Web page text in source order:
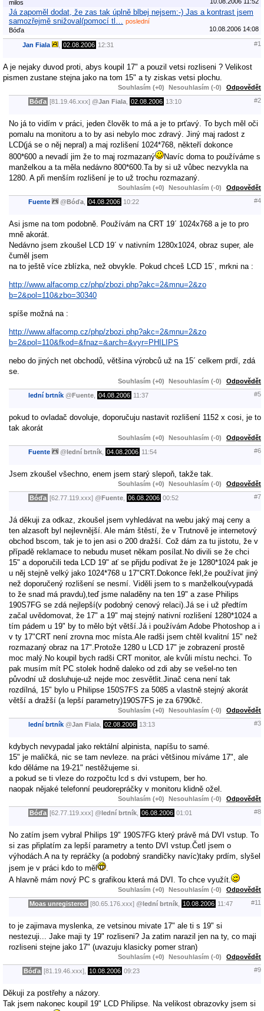
milos
Já zapoměl dodat, že zas tak úplně blbej nejsem:-) Jas a kontrast jsem
samozřejmě snižoval(pomocí tl…
poslední
Bóďa
10.08.2006 14:08
Jan Fiala 02.08.2006 12:31 #1
A je nejaky duvod proti, abys koupil 17" a pouzil vetsi rozliseni ? Velikost
pismen zustane stejna jako na tom 15" a ty ziskas vetsi plochu.
Souhlasím (+0) Nesouhlasím (-0) Odpovědět
Bóďa [81.19.46.xxx] @Jan Fiala 02.08.2006 13:10 #2
No já to vidím v práci, jeden člověk to má a je to prťavý. To bych měl oči
pomalu na monitoru a to by asi nebylo moc zdravý. Jiný maj radost z
LCD(já se o něj nepral) a maj rozlišení 1024*768, někteří dokonce
800*600 a nevadí jim že to maj rozmazaný
Navíc doma to používáme s
manželkou a ta měla nedávno 800*600.Ta by si už vůbec nezvykla na
1280. A při menším rozlišení je to už trochu rozmazaný.
Souhlasím (+0) Nesouhlasím (-0) Odpovědět
Fuente @Bóďa 04.08.2006 10:22 #4
Asi jsme na tom podobně. Používám na CRT 19´ 1024x768 a je to pro
mně akorát.
Nedávno jsem zkoušel LCD 19´ v nativním 1280x1024, obraz super, ale
čuměl jsem
na to ještě více zblízka, než obvykle. Pokud chceš LCD 15´, mrkni na :
http://www.alfacomp.cz/php/zbozi.php?akc=2&mnu=2&zo
b=2&pol=110&zbo=30340
spíše možná na :
http://www.alfacomp.cz/php/zbozi.php?akc=2&mnu=2&zo
b=2&pol=110&fkod=&fnaz=&arch=&vyr=PHILIPS
nebo do jiných net obchodů, většina výrobců už na 15´ celkem prdí, zdá
se.
Souhlasím (+0) Nesouhlasím (-0) Odpovědět
lední brtník @Fuente 04.08.2006 11:37 #5
pokud to ovladač dovoluje, doporučuju nastavit rozlišení 1152 x cosi, je to
tak akorát
Souhlasím (+0) Nesouhlasím (-0) Odpovědět
Fuente @lední brtník 04.08.2006 11:54 #6
Jsem zkoušel všechno, enem jsem starý slepoň, takže tak.
Souhlasím (+0) Nesouhlasím (-0) Odpovědět
Bóďa [62.77.119.xxx] @Fuente 06.08.2006 00:52 #7
Já děkuji za odkaz, zkoušel jsem vyhledávat na webu jaký maj ceny a
ten alzasoft byl nejlevnější. Ale mám štěstí, že v Trutnově je internetový
obchod bscom, tak je to jen asi o 200 dražší. Což dám za tu jistotu, že v
případě reklamace to nebudu muset někam posílat.No divili se že chci
15" a doporučili teda LCD 19" ať se přijdu podívat že je 1280*1024 pak je
u něj stejně velký jako 1024*768 u 17"CRT.Dokonce řekl,že používat jiný
než doporučený rozlišení se nesmí. Viděli jsem to s manželkou(vypadá
to že snad má pravdu),teď jsme naladěny na ten 19" a zase Philips
190S7FG se zdá nejlepší(v podobný cenový relaci).Já se i už předtím
začal uvědomovat, že 17" a 19" maj stejný nativní rozlišení 1280*1024 a
tím pádem u 19" by to mělo být větší.Já i používám Adobe Photoshop a i
v ty 17"CRT není zrovna moc místa.Ale radši jsem chtěl kvalitní 15" než
rozmazaný obraz na 17".Protože 1280 u LCD 17" je zobrazení prostě
moc malý.No koupil bych radši CRT monitor, ale kvůli místu nechci. To
pak musím mít PC stolek hodně daleko od zdi aby se vešel-no ten
původní už dosluhuje-už nejde moc zesvětlit.Jinač cena není tak
rozdílná, 15" bylo u Philipse 150S7FS za 5085 a vlastně stejný akorát
větší a dražší (a lepší parametry)190S7FS je za 6790kč.
Souhlasím (+0) Nesouhlasím (-0) Odpovědět
lední brtník @Jan Fiala 02.08.2006 13:13 #3
kdybych nevypadal jako rektální alpinista, napíšu to samé.
15" je maličká, nic se tam nevleze. na práci většinou míváme 17", ale
kdo děláme na 19-21" nestěžujeme si.
a pokud se ti vleze do rozpočtu lcd s dvi vstupem, ber ho.
naopak nějaké telefonní peudorepráčky v monitoru klidně ožel.
Souhlasím (+0) Nesouhlasím (-0) Odpovědět
Bóďa [62.77.119.xxx] @lední brtník 06.08.2006 01:01 #8
No zatím jsem vybral Philips 19" 190S7FG který právě má DVI vstup. To
si zas připlatím za lepší parametry a tento DVI vstup.Četl jsem o
výhodách.A na ty repráčky (a podobný srandičky navíc)taky prdím, slyšel
jsem je v práci kdo to měl
A hlavně mám nový PC s grafikou která má DVI. To chce využít.
Souhlasím (+0) Nesouhlasím (-0) Odpovědět
Moas unregistered [80.65.176.xxx] @lední brtník 10.08.2006 11:47 #11
to je zajimava myslenka, ze vetsinou mivate 17" ale ti s 19" si
nestezuji... Jake maji ty 19" rozliseni? Ja zatim narazil jen na ty, co maji
rozliseni stejne jako 17" (uvazuju klasicky pomer stran)
Souhlasím (+0) Nesouhlasím (-0) Odpovědět
Bóďa [81.19.46.xxx], 10.08.2006 09:23 #9
Děkuji za postřehy a názory.
Tak jsem nakonec koupil 19" LCD Philipse. Na velikost obrazovky jsem si